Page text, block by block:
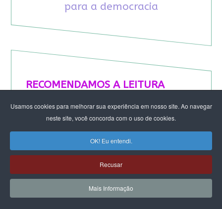
Usamos cookies para melhorar sua experiência em nosso site. Ao navegar
neste site, você concorda com o uso de cookies.
OK! Eu entendi.
Recusar
Mais Informação
para a democracia
RECOMENDAMOS A LEITURA
August Nimtz prova que marxismo e
antirracismo são indissociáveis na luta
anticapitalista
Rap transfeminista radical argentino na FLIPEI
Quem tem medo dos corpos trans?
Projetos de proteção às mulheres travados no
Congresso ameaçam a democracia
A revolução de Milton Santos